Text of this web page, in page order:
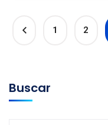
1 2
Buscar